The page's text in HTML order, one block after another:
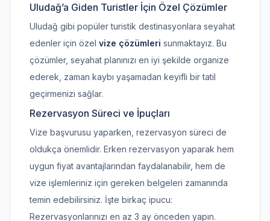
Uludağ’a Giden Turistler İçin Özel Çözümler
Uludağ gibi popüler turistik destinasyonlara seyahat
edenler için özel vize çözümleri sunmaktayız. Bu
çözümler, seyahat planınızı en iyi şekilde organize
ederek, zaman kaybı yaşamadan keyifli bir tatil
geçirmenizi sağlar.
Rezervasyon Süreci ve İpuçları
Vize başvurusu yaparken, rezervasyon süreci de
oldukça önemlidir. Erken rezervasyon yaparak hem
uygun fiyat avantajlarından faydalanabilir, hem de
vize işlemleriniz için gereken belgeleri zamanında
temin edebilirsiniz. İşte birkaç ipucu:
Rezervasyonlarınızı en az 3 ay önceden yapın.